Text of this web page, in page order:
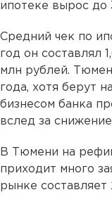
ипотеке вырос до
Средний чек по
год он составлял
млн рублей.
года, хотя берут
бизнесом банка
вслед за
В Тюмени на
приходит много
рынке